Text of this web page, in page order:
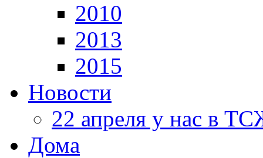
2010
2013
2015
Новости
22 апреля у нас в
Дома